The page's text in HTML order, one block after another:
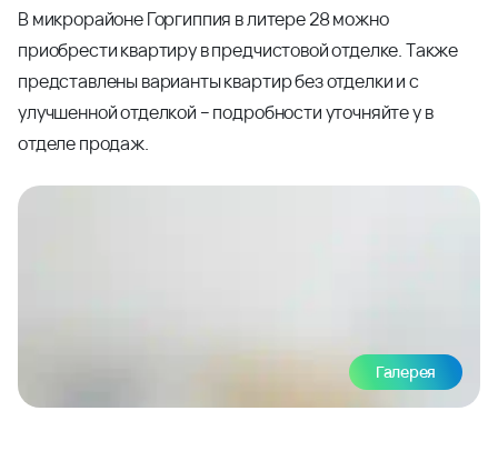
В микрорайоне Горгиппия в литере 28 можно
приобрести квартиру в предчистовой отделке. Также
представлены варианты квартир без отделки и с
улучшенной отделкой – подробности уточняйте у в
отделе продаж.
Галерея